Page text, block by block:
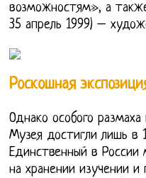
возможностям», а
35 апрель 1999) –
Роскошная
Однако особого
Музея достигли лишь в
Единственный в России
на хранении изучении и